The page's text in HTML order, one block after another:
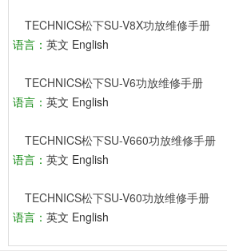
TECHNICS松下SU-V8X功放维修手册
语言： 英文 English
TECHNICS松下SU-V6功放维修手册
语言： 英文 English
TECHNICS松下SU-V660功放维修手册
语言： 英文 English
TECHNICS松下SU-V60功放维修手册
语言： 英文 English